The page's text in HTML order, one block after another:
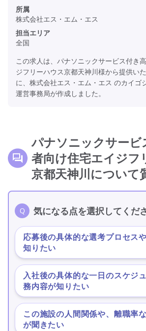
所属
株式会社エス・エム・エス
担当エリア
全国
この求人は、パナソニックサービス付き
ジフリーハウス京都天神川様から提供い
に、株式会社エス・エム・エス のカイゴ
運営事務局が作成しました。
パナソニックサービ
者向け住宅エイジフ
京都天神川について
気になる点を選択してくだ
応募後の具体的な選考プロセス
知りたい
入社後の具体的な一日のスケジ
務内容が知りたい
この施設の人間関係や、離職率
が聞きたい